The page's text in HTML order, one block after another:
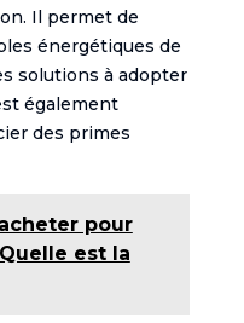
Il permet de
énergétiques de
solutions à adopter
également
des primes
pour
est la